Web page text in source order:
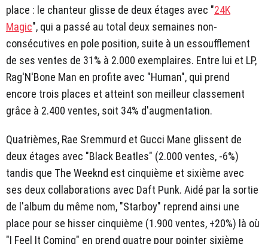
place : le chanteur glisse de deux étages avec "24K
Magic", qui a passé au total deux semaines non-
consécutives en pole position, suite à un essoufflement
de ses ventes de 31% à 2.000 exemplaires. Entre lui et LP,
Rag'N'Bone Man en profite avec "Human", qui prend
encore trois places et atteint son meilleur classement
grâce à 2.400 ventes, soit 34% d'augmentation.
Quatrièmes, Rae Sremmurd et Gucci Mane glissent de
deux étages avec "Black Beatles" (2.000 ventes, -6%)
tandis que The Weeknd est cinquième et sixième avec
ses deux collaborations avec Daft Punk. Aidé par la sortie
de l'album du même nom, "Starboy" reprend ainsi une
place pour se hisser cinquième (1.900 ventes, +20%) là où
"I Feel It Coming" en prend quatre pour pointer sixième